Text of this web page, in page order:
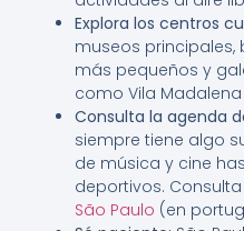
Explora los centros
museos principales,
más pequeños y
como Vila Madalena
Consulta la agenda
siempre tiene algo
de música y cine
deportivos.
São Paulo (en